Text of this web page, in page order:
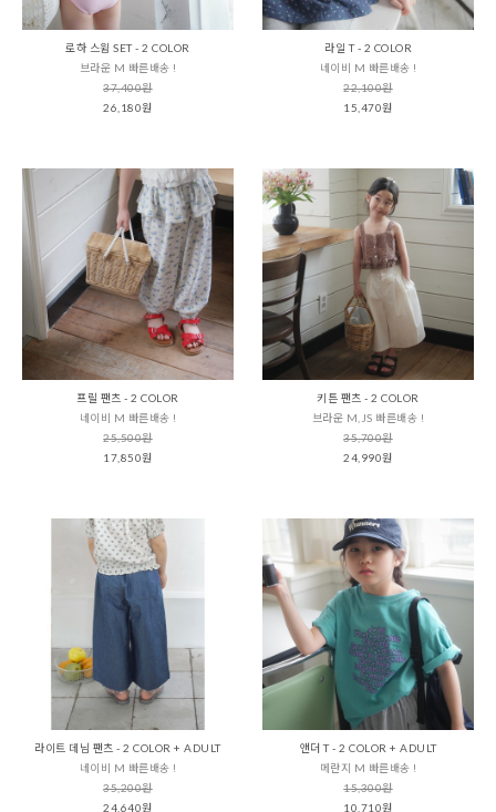
로하 스윔 SET - 2 COLOR
브라운 M 빠른배송 !
37,400원
26,180원
라일 T - 2 COLOR
네이비 M 빠른배송 !
22,100원
15,470원
프릴 팬츠 - 2 COLOR
네이비 M 빠른배송 !
25,500원
17,850원
키튼 팬츠 - 2 COLOR
브라운 M,JS 빠른배송 !
35,700원
24,990원
라이트 데님 팬츠 - 2 COLOR + ADULT
네이비 M 빠른배송 !
35,200원
24,640원
앤더 T - 2 COLOR + ADULT
메란지 M 빠른배송 !
15,300원
10,710원